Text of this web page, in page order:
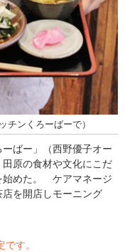
チンくろーばーで）
ばー」（西野優子オー
原の食材や文化にこだ
始めた。 ケアマネージ
を開店しモーニング
す。